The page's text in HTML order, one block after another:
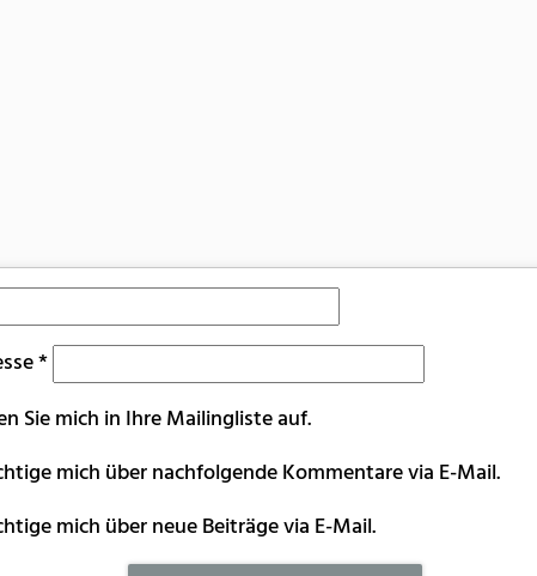
*
Sie mich in Ihre Mailingliste auf.
mich über nachfolgende Kommentare via E-Mail.
mich über neue Beiträge via E-Mail.